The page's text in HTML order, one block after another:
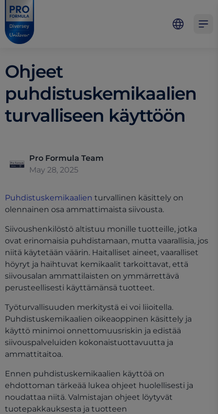
Skip to main content
Skip to navigation
Skip to footer
Pro Formula
Ohjeet
puhdistuskemikaalien
turvalliseen käyttöön
Pro Formula Team
May 28, 2025
Puhdistuskemikaalien turvallinen käsittely on
olennainen osa ammattimaista siivousta.
Siivoushenkilöstö altistuu monille tuotteille, jotka
ovat erinomaisia puhdistamaan, mutta vaarallisia, jos
niitä käytetään väärin. Haitalliset aineet, vaaralliset
höyryt ja haihtuvat kemikaalit tarkoittavat, että
siivousalan ammattilaisten on ymmärrettävä
perusteellisesti käyttämänsä tuotteet.
Työturvallisuuden merkitystä ei voi liioitella.
Puhdistuskemikaalien oikeaoppinen käsittely ja
käyttö minimoi onnettomuusriskin ja edistää
siivouspalveluiden kokonaistuottavuutta ja
ammattitaitoa.
Ennen puhdistuskemikaalien käyttöä on
ehdottoman tärkeää lukea ohjeet huolellisesti ja
noudattaa niitä. Valmistajan ohjeet löytyvät
tuotepakkauksesta ja tuotteen